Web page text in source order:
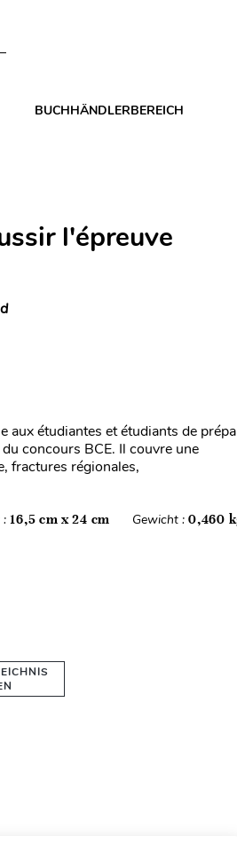
BUCHHÄNDLERBEREICH
l'épreuve
aux étudiantes et étudiants de prépa
concours BCE. Il couvre une
fractures régionales,
:16,5 cm x 24 cm Gewicht :0,460